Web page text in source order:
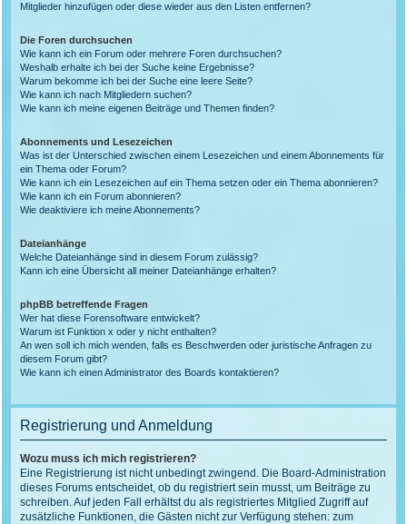
Mitglieder hinzufügen oder diese wieder aus den Listen entfernen?
Die Foren durchsuchen
Wie kann ich ein Forum oder mehrere Foren durchsuchen?
Weshalb erhalte ich bei der Suche keine Ergebnisse?
Warum bekomme ich bei der Suche eine leere Seite?
Wie kann ich nach Mitgliedern suchen?
Wie kann ich meine eigenen Beiträge und Themen finden?
Abonnements und Lesezeichen
Was ist der Unterschied zwischen einem Lesezeichen und einem Abonnements für
ein Thema oder Forum?
Wie kann ich ein Lesezeichen auf ein Thema setzen oder ein Thema abonnieren?
Wie kann ich ein Forum abonnieren?
Wie deaktiviere ich meine Abonnements?
Dateianhänge
Welche Dateianhänge sind in diesem Forum zulässig?
Kann ich eine Übersicht all meiner Dateianhänge erhalten?
phpBB betreffende Fragen
Wer hat diese Forensoftware entwickelt?
Warum ist Funktion x oder y nicht enthalten?
An wen soll ich mich wenden, falls es Beschwerden oder juristische Anfragen zu
diesem Forum gibt?
Wie kann ich einen Administrator des Boards kontaktieren?
Registrierung und Anmeldung
Wozu muss ich mich registrieren?
Eine Registrierung ist nicht unbedingt zwingend. Die Board-Administration
dieses Forums entscheidet, ob du registriert sein musst, um Beiträge zu
schreiben. Auf jeden Fall erhältst du als registriertes Mitglied Zugriff auf
zusätzliche Funktionen, die Gästen nicht zur Verfügung stehen: zum